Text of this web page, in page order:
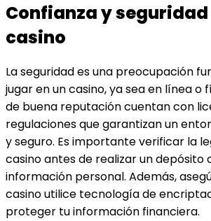
Confianza y seguridad
casino
La seguridad es una preocupación
jugar en un casino, ya sea en línea o
de buena reputación cuentan con
regulaciones que garantizan un
y seguro. Es importante verificar la
casino antes de realizar un
información personal. Además,
casino utilice tecnología de
proteger tu información financiera.